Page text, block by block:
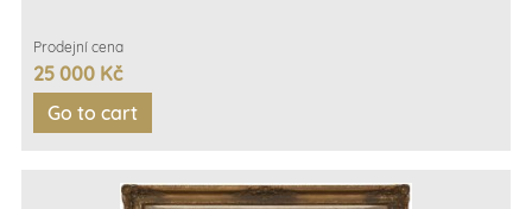
Prodejní cena
25 000 Kč